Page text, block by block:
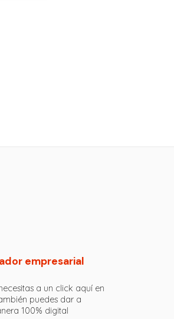
empresarial
a un click aquí en
puedes dar a
100% digital